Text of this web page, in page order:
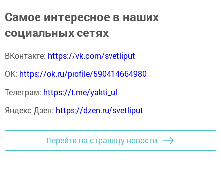
Самое интересное в наших
социальных сетях
ВКонтакте: https://vk.com/svetliput
ОК: https://ok.ru/profile/590414664980
Телеграм: https://t.me/yakti_ul
Яндекс Дзен: https://dzen.ru/svetliput
Перейти на страницу новости